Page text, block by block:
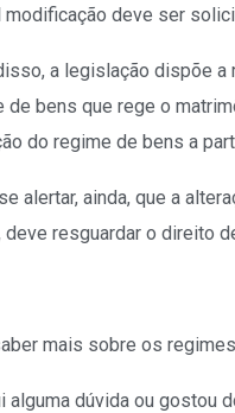
modificação deve ser
a legislação dispõe
de bens que rege o
do regime de bens a
alertar, ainda, que a
deve resguardar o direito
mais sobre os
alguma dúvida ou gostou